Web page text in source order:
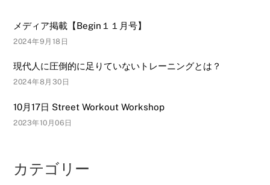
メディア掲載【Begin１１月号】
2024年9月18日
現代人に圧倒的に足りていないトレーニングとは？
2024年8月30日
10月17日 Street Workout Workshop
2023年10月06日
カテゴリー